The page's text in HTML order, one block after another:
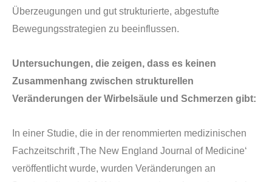
Überzeugungen und gut strukturierte, abgestufte
Bewegungsstrategien zu beeinflussen.
Untersuchungen, die zeigen, dass es keinen
Zusammenhang zwischen strukturellen
Veränderungen der Wirbelsäule und Schmerzen gibt:
In einer Studie, die in der renommierten medizinischen
Fachzeitschrift ‚The New England Journal of Medicine‘
veröffentlicht wurde, wurden Veränderungen an